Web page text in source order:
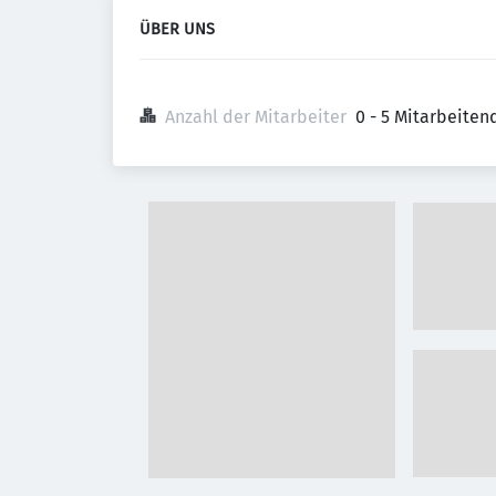
ÜBER UNS
Anzahl der Mitarbeiter 0 - 5